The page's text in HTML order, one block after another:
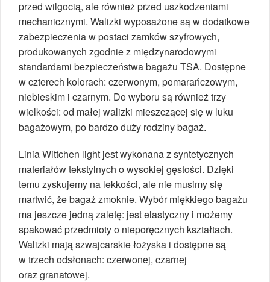
przed wilgocią, ale również przed uszkodzeniami
mechanicznymi. Walizki wyposażone są w dodatkowe
zabezpieczenia w postaci zamków szyfrowych,
produkowanych zgodnie z międzynarodowymi
standardami bezpieczeństwa bagażu TSA. Dostępne
w czterech kolorach: czerwonym, pomarańczowym,
niebieskim i czarnym. Do wyboru są również trzy
wielkości: od małej walizki mieszczącej się w luku
bagażowym, po bardzo duży rodziny bagaż.
Linia Wittchen light jest wykonana z syntetycznych
materiałów tekstylnych o wysokiej gęstości. Dzięki
temu zyskujemy na lekkości, ale nie musimy się
martwić, że bagaż zmoknie. Wybór miękkiego bagażu
ma jeszcze jedną zaletę: jest elastyczny i możemy
spakować przedmioty o nieporęcznych kształtach.
Walizki mają szwajcarskie łożyska i dostępne są
w trzech odsłonach: czerwonej, czarnej
oraz granatowej.